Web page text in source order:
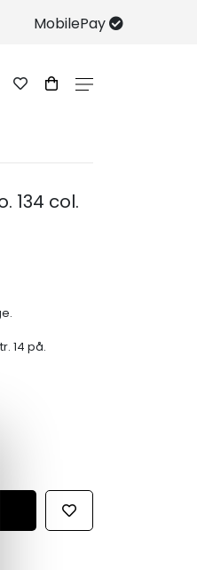
MobilePay
134 col.
14 på.